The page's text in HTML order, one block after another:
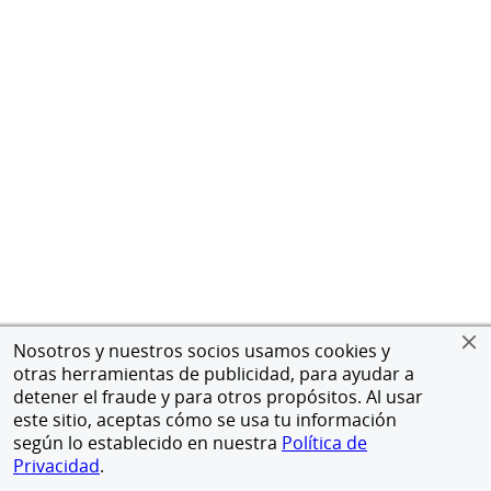
Nosotros y nuestros socios usamos cookies y
otras herramientas de publicidad, para ayudar a
detener el fraude y para otros propósitos. Al usar
este sitio, aceptas cómo se usa tu información
según lo establecido en nuestra Política de
Privacidad.